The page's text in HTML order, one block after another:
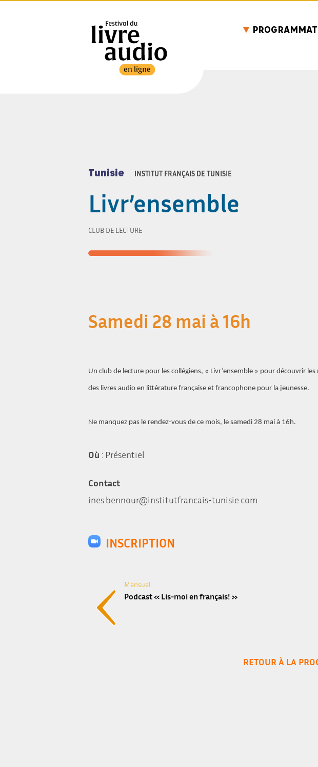
Tunisie
Tunisie INSTITUT FRANÇAIS DE TUNISIE
Livr’ensemble
CLUB DE LECTURE
Samedi 28 mai à 16h
Un club de lecture pour les collégiens, « Livr’ensemble » pour découvrir
des livres audio en littérature française et francophone pour la jeunesse.
Ne manquez pas le rendez-vous de ce mois, le samedi 28 mai à 16h.
Où : Présentiel
Contact
ines.bennour@institutfrancais-tunisie.com
INSCRIPTION
Mensuel
Podcast « Lis-moi en français! »
RETOUR À LA